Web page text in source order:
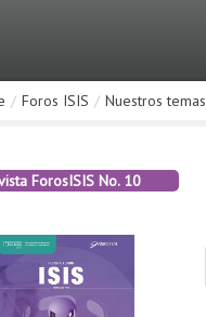
/ Foros ISIS / Nuestros temas
ForosISIS No. 10